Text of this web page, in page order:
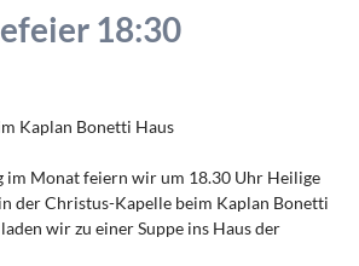
18:30
Kaplan Bonetti Haus
im Monat feiern wir um 18.30 Uhr Heilige
der Christus-Kapelle beim Kaplan Bonetti
wir zu einer Suppe ins Haus der